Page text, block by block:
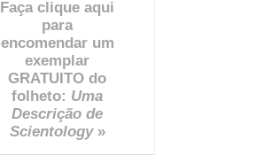
Faça clique aqui
para
encomendar um
exemplar
GRATUITO do
folheto: Uma
Descrição de
Scientology»